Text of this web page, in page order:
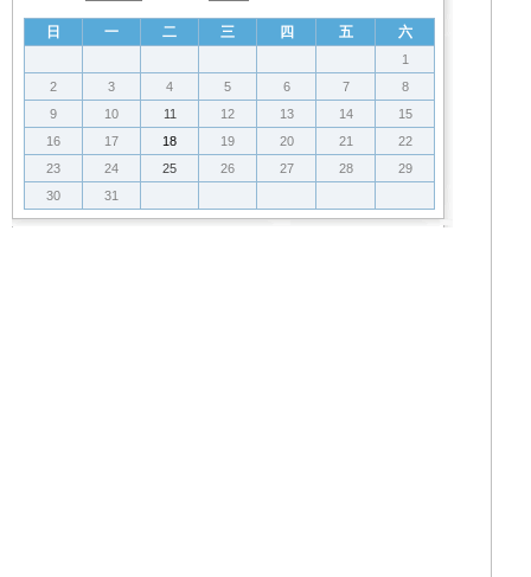
日 一 二 三 四 五 六
1
2
3 4 5 6 7
8
9
10 11 12 13 14
15
16
17 18 19 20 21
22
23
24 25 26 27 28
29
30
31